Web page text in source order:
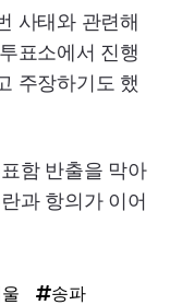
사태와 관련해
표소에서 진행
주장하기도 했
함 반출을 막아
과 항의가 이어
송파